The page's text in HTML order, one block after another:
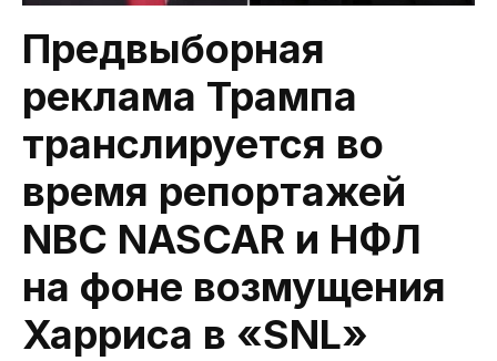
Предвыборная
реклама Трампа
транслируется во
время репортажей
NBC NASCAR и НФЛ
на фоне возмущения
Харриса в «SNL»